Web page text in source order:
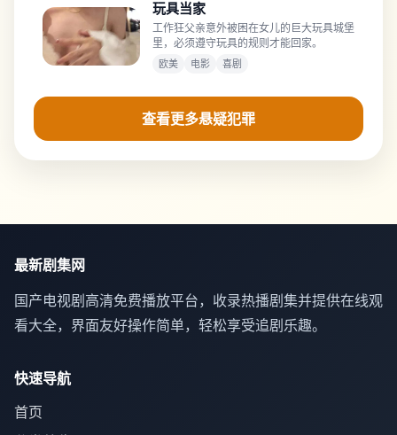
玩具当家
工作狂父亲意外被困在女儿的巨大玩具城堡
里，必须遵守玩具的规则才能回家。
欧美 电影 喜剧
查看更多悬疑犯罪
最新剧集网
国产电视剧高清免费播放平台，收录热播剧集并提供在线观
看大全，界面友好操作简单，轻松享受追剧乐趣。
快速导航
首页